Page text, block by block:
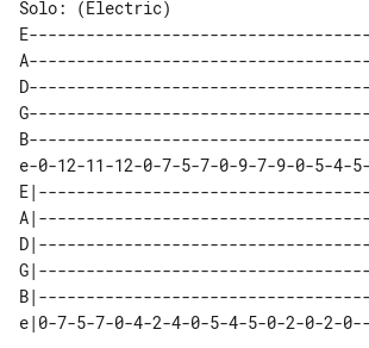
E------------------------------------
A------------------------------------
D------------------------------------
G------------------------------------
B------------------------------------
e-0-12-11-12-0-7-5-7-0-9-7-9-0-5-4-5-